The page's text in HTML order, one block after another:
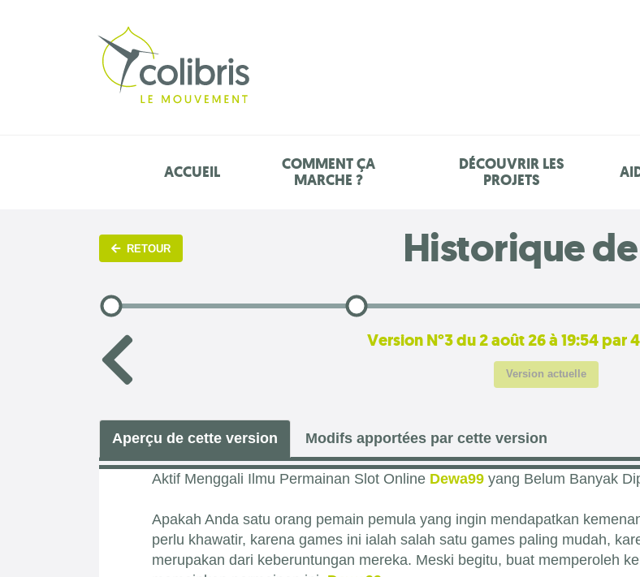
ACCUEIL
COMMENT ÇA
MARCHE ?
DÉCOUVRIR LES
PROJETS
RETOUR Historique
Version N°3 du 2 août 26 à 19:54 par
Version actuelle
Aperçu de cette version Modifs apportées par cette version